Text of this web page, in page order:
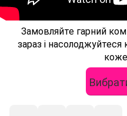
Замовляйте гарний
зараз і